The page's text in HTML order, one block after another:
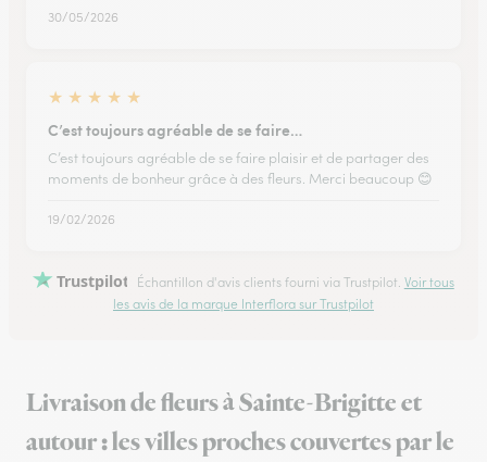
30/05/2026
★ ★ ★ ★ ★
C’est toujours agréable de se faire…
C’est toujours agréable de se faire plaisir et de partager des
moments de bonheur grâce à des fleurs. Merci beaucoup 😊
19/02/2026
Trustpilot Échantillon d'avis clients fourni via Trustpilot. Voir tous
les avis de la marque Interflora sur Trustpilot
Livraison de fleurs à Sainte-Brigitte et
autour : les villes proches couvertes par le